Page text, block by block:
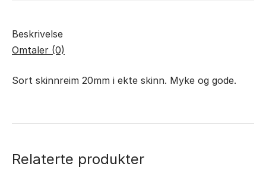
Beskrivelse
Omtaler (0)
Sort skinnreim 20mm i ekte skinn. Myke og gode.
Relaterte produkter